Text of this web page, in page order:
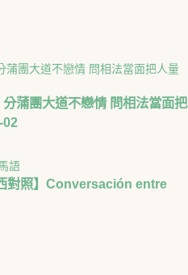
分蒲團大道不戀情 問相法當面把
02
對照】Conversación entre